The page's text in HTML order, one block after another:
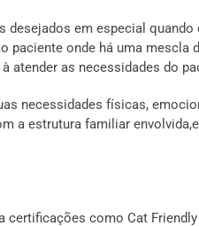
em especial quando
paciente onde há uma mescla
atender as necessidades do
necessidades físicas,
a estrutura familiar
certificações como Cat